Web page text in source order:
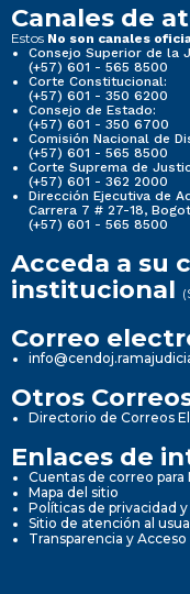
Canales de
Estos No son canales
Consejo Superior de la
(+57) 601 - 565 8500
Corte Constitucional:
(+57) 601 - 350 6200
Consejo de Estado:
(+57) 601 - 350 6700
Comisión Nacional de
(+57) 601 - 565 8500
Corte Suprema de
(+57) 601 - 362 2000
Dirección Ejecutiva de
Carrera 7 # 27-18,
(+57) 601 - 565 8500
Acceda a su
institucional
Correo
Otros
Directorio de Correos
Enlaces de
Cuentas de correo
Mapa del sitio
Políticas de privacidad
Sitio de atención al
Transparencia y